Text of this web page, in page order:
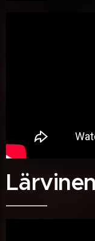
Lärvinen